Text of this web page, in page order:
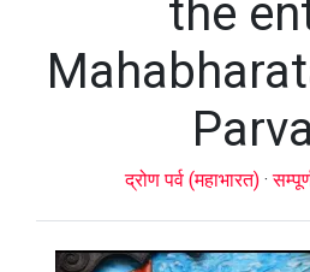
the
द्रोण पर्व (महाभारत) ·